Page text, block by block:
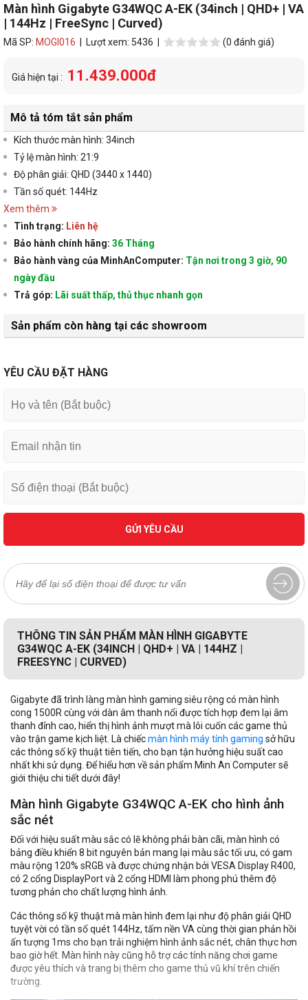
Màn hình Gigabyte G34WQC A-EK (34inch | QHD+ | VA
| 144Hz | FreeSync | Curved)
Mã SP: MOGI016 | Lượt xem: 5436 | (0 đánh giá)
Giá hiện tại : 11.439.000đ
Mô tả tóm tắt sản phẩm
Kích thước màn hình: 34inch
Tỷ lệ màn hình: 21:9
Độ phân giải: QHD (3440 x 1440)
Tần số quét: 144Hz
Xem thêm
Tình trạng: Liên hệ
Bảo hành chính hãng: 36 Tháng
Bảo hành vàng của MinhAnComputer: Tận nơi trong 3 giờ, 90
ngày đầu
Trả góp: Lãi suất thấp, thủ thục nhanh gọn
Sản phẩm còn hàng tại các showroom
YÊU CẦU ĐẶT HÀNG
GỬI YÊU CẦU
THÔNG TIN SẢN PHẨM MÀN HÌNH GIGABYTE
G34WQC A-EK (34INCH | QHD+ | VA | 144HZ |
FREESYNC | CURVED)
Gigabyte đã trình làng màn hình gaming siêu rộng có màn hình
cong 1500R cùng với dàn âm thanh nổi được tích hợp đem lại âm
thanh đỉnh cao, hiển thị hình ảnh mượt mà lôi cuốn các game thủ
vào trận game kịch liệt. Là chiếcmàn hình máy tính gaming sở hữu
các thông số kỹ thuật tiên tiến, cho bạn tận hưởng hiệu suất cao
nhất khi sử dụng. Để hiểu hơn về sản phẩm Minh An Computer sẽ
giới thiệu chi tiết dưới đây!
Màn hình Gigabyte G34WQC A-EK cho hình ảnh
sắc nét
Đối với hiệu suất màu sắc có lẽ không phải bàn cãi, màn hình có
bảng điều khiển 8 bit nguyên bản mang lại màu sắc tối ưu, có gam
màu rộng 120% sRGB và được chứng nhận bởi VESA Display R400,
có 2 cổng DisplayPort và 2 cổng HDMI làm phong phú thêm độ
tương phản cho chất lượng hình ảnh.
Các thông số kỹ thuật mà màn hình đem lại như độ phân giải QHD
tuyệt vời có tần số quét 144Hz, tấm nền VA cùng thời gian phản hồi
ấn tượng 1ms cho bạn trải nghiệm hình ảnh sắc nét, chân thực hơn
bao giờ hết. Màn hình này cũng hỗ trợ các tính năng chơi game
được yêu thích và trang bị thêm cho game thủ vũ khí trên chiến
trường.